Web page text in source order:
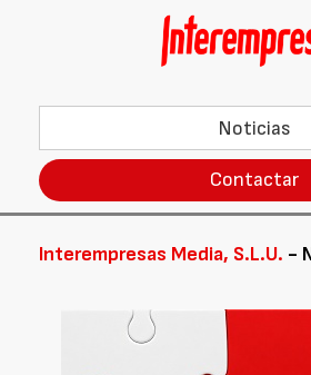
Noticias
Contactar
Interempresas Media, S.L.U. -